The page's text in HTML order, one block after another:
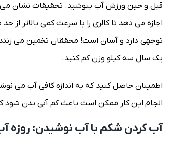
قبل و حین ورزش آب بنوشید. تحقیقات نشان می
اجازه می دهد تا کالری را با سرعت کمی بالاتر از
یک سال سه کیلو وزن کم کنید.
اطمینان حاصل کنید که به اندازه کافی آب می
انجام این کار ممکن است باعث کم آبی بدن شود
آب کردن شکم با آب نوشیدن: روزه